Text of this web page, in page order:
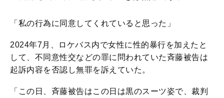
「私の行為に同意してくれていると思った」
2024年7月、ロケバス内で女性に性的暴行を加えたと
して、不同意性交などの罪に問われていた斉藤被告は
起訴内容を否認し無罪を訴えていた。
「この日、斉藤被告はこの日は黒のスーツ姿で、裁判